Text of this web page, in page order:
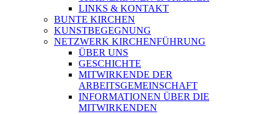
LINKS & KONTAKT
BUNTE KIRCHEN
KUNSTBEGEGNUNG
NETZWERK KIRCHENFÜHRUNG
ÜBER UNS
GESCHICHTE
MITWIRKENDE DER
ARBEITSGEMEINSCHAFT
INFORMATIONEN ÜBER DIE
MITWIRKENDEN